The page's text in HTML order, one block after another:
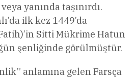
yanında taşınırdı.
ilk kez 1449’da
Sitti Mükrime Hatun
şenliğinde görülmüştür.
anlamına gelen Farsça